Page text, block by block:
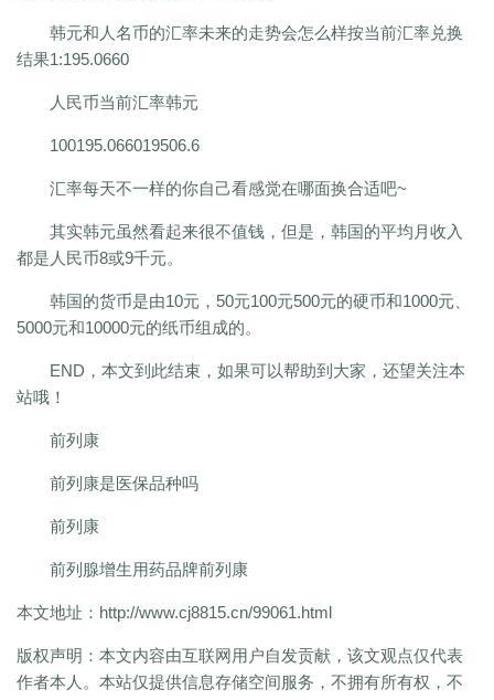
韩元和人名币的汇率未来的走势会怎么样按当前汇率兑换
结果1:195.0660
人民币当前汇率韩元
100195.066019506.6
汇率每天不一样的你自己看感觉在哪面换合适吧~
其实韩元虽然看起来很不值钱，但是，韩国的平均月收入
都是人民币8或9千元。
韩国的货币是由10元，50元100元500元的硬币和1000元、
5000元和10000元的纸币组成的。
END，本文到此结束，如果可以帮助到大家，还望关注本
站哦！
前列康
前列康是医保品种吗
前列康
前列腺增生用药品牌前列康
本文地址： http://www.cj8815.cn/99061.html
版权声明： 本文内容由互联网用户自发贡献，该文观点仅代表
作者本人。本站仅提供信息存储空间服务，不拥有所有权，不